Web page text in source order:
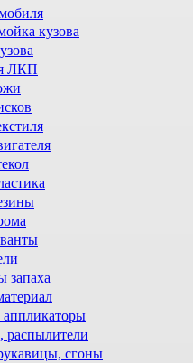
кузова
ЛКП
запаха
распылители
сгоны